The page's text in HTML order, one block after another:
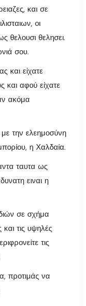
και σε
οι
θελουσι θελησει.
σου.
και είχατε
και αφού είχατε
ακόμα
με την ελεημοσύνη
η Χαλδαία.
ταυτα ως
ειναι η
σε σχήμα
τις υψηλές
τις
προτιμάς να